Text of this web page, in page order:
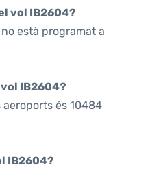
vol IB2604?
està programat a
IB2604?
és 10484
IB2604?